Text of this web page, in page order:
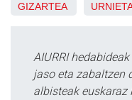
GIZARTEA
AIURRI
jaso eta zabaltzen
albisteak